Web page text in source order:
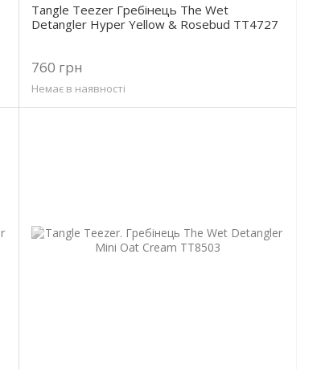
Tangle Teezer Гребінець The Wet
Detangler Hyper Yellow & Rosebud TT4727
760 грн
Немає в наявності